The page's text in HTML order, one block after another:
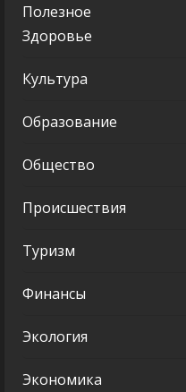
Полезное
Здоровье
Культура
Образование
Общество
Происшествия
Туризм
Финансы
Экология
Экономика